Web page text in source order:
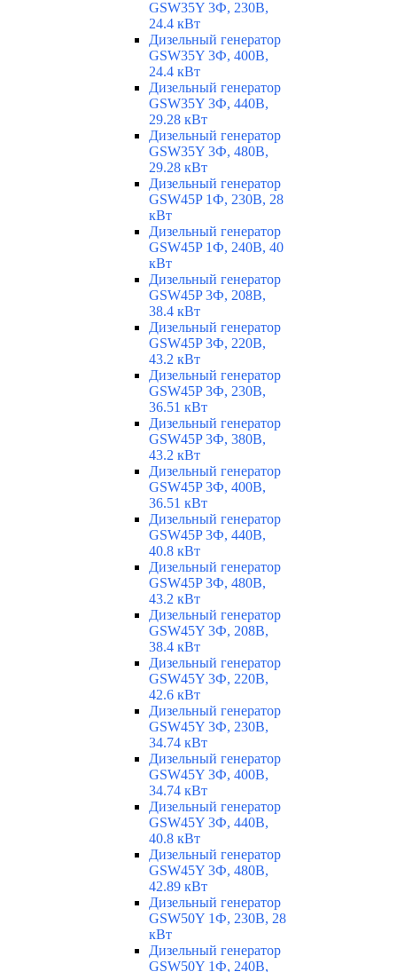
GSW35Y 3Ф, 230В,
24.4 кВт
Дизельный генератор
GSW35Y 3Ф, 400В,
24.4 кВт
Дизельный генератор
GSW35Y 3Ф, 440В,
29.28 кВт
Дизельный генератор
GSW35Y 3Ф, 480В,
29.28 кВт
Дизельный генератор
GSW45P 1Ф, 230В, 28
кВт
Дизельный генератор
GSW45P 1Ф, 240В, 40
кВт
Дизельный генератор
GSW45P 3Ф, 208В,
38.4 кВт
Дизельный генератор
GSW45P 3Ф, 220В,
43.2 кВт
Дизельный генератор
GSW45P 3Ф, 230В,
36.51 кВт
Дизельный генератор
GSW45P 3Ф, 380В,
43.2 кВт
Дизельный генератор
GSW45P 3Ф, 400В,
36.51 кВт
Дизельный генератор
GSW45P 3Ф, 440В,
40.8 кВт
Дизельный генератор
GSW45P 3Ф, 480В,
43.2 кВт
Дизельный генератор
GSW45Y 3Ф, 208В,
38.4 кВт
Дизельный генератор
GSW45Y 3Ф, 220В,
42.6 кВт
Дизельный генератор
GSW45Y 3Ф, 230В,
34.74 кВт
Дизельный генератор
GSW45Y 3Ф, 400В,
34.74 кВт
Дизельный генератор
GSW45Y 3Ф, 440В,
40.8 кВт
Дизельный генератор
GSW45Y 3Ф, 480В,
42.89 кВт
Дизельный генератор
GSW50Y 1Ф, 230В, 28
кВт
Дизельный генератор
GSW50Y 1Ф, 240В,